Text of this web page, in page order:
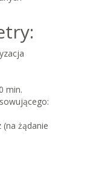
min.
(na żądanie